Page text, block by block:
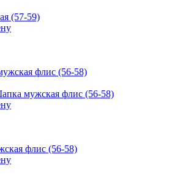
(57-59)
мужская флис (56-58)
флис (56-58)